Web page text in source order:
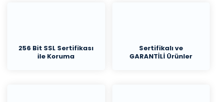
256 Bit SSL Sertifikası
ile Koruma
Sertifikalı ve
GARANTİLİ Ürünler